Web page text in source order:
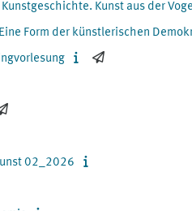
Kunst aus der
Form der künstlerischen
02_2026